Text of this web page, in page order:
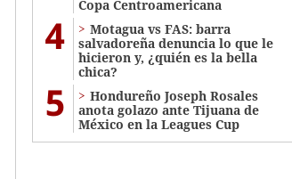
Copa Centroamericana
4
Motagua vs FAS: barra
salvadoreña denuncia lo que le
hicieron y, ¿quién es la bella
chica?
5
Hondureño Joseph Rosales
anota golazo ante Tijuana de
México en la Leagues Cup